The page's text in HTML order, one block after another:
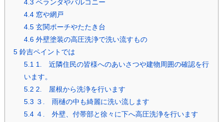
4.3 ベランダやバルコニー
4.4窓や網戸
4.5玄関ポーチやたたき台
4.6外壁塗装の高圧洗浄で洗い流すもの
5鈴吉ペイントでは
5.11. 近隣住民の皆様へのあいさつや建物周囲の確認を行
います。
5.2 2. 屋根から洗浄を行います
5.3 ３. 雨樋の中も綺麗に洗い流します
5.4４. 外壁、付帯部と徐々に下へ高圧洗浄を行います